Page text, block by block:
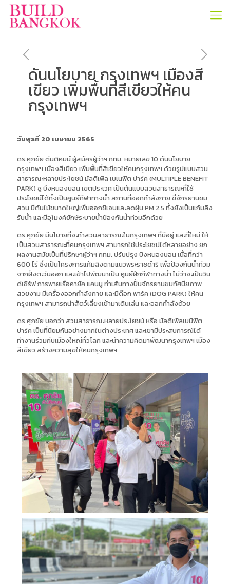
ดันนโยบาย กรุงเทพฯ เมืองสี
เขียว เพิ่มพื้นที่สีเขียวให้คน
กรุงเทพฯ
วันพุธที่ 20 เมษายน 2565
ดร.ศุภชัย ตันติคมน์ ผู้สมัครผู้ว่าฯ กทม. หมายเลข 10 ดันนโยบาย
กรุงเทพฯ เมืองสีเขียว เพิ่มพื้นที่สีเขียวให้คนกรุงเทพฯ ด้วยรูปแบบสวน
สาธารณะหลายประโยชน์ มัลติเพิล เบเนฟิต ปาร์ค (MULTIPLE BENEFIT
PARK) ชู บึงหนองบอน เขตประเวศ เป็นต้นแบบสวนสาธารณะที่ใช้
ประโยชน์ได้ทั้งเป็นศูนย์กีฬาทางน้ำ สถานที่ออกกำลังกาย ขี่จักรยานชม
สวน มีต้นไม้ขนาดใหญ่เพิ่มออกซิเจนและลดฝุ่น PM 2.5 ทั้งยังเป็นแก้มลิง
รับน้ำ และมีอุโมงค์ยักษ์ระบายน้ำป้องกันน้ำท่วมอีกด้วย
ดร.ศุภชัย มีนโบายที่จะทำสวนสาธารณะในกรุงเทพฯ ที่มีอยู่ และที่ใหม่ ให้
เป็นสวนสาธารณะที่คนกรุงเทพฯ สามารถใช้ประโยชน์ได้หลายอย่าง ยก
ผลงานสมัยเป็นที่ปรึกษาผู้ว่าฯ กทม. ปรับปรุง บึงหนองบอน เนื้อที่กว่า
600 ไร่ ซึ่งเป็นโครงการแก้มลิงตามแนวพระราชดำริ เพื่อป้องกันน้ำท่วม
จากฝั่งตะวันออก และเข้าไปพัฒนาเป็น ศูนย์ฝึกกีฬาทางน้ำ ไม่ว่าจะเป็นวิน
ด์เซิร์ฟ การพายเรือคายัค แคนนู ทำเส้นทางปั่นจักรยานชมทัศนียภาพ
สวยงาม มีเครื่องออกกำลังกาย และมีด๊อก พาร์ค (DOG PARK) ให้คน
กรุงเทพฯ สามารถนำสัตว์เลี้ยงเข้ามาเดินเล่น และออกกำลังด้วย
ดร.ศุภชัย บอกว่า สวนสาธารณะหลายประโยชน์ หรือ มัลติเพิลเบนิฟิต
ปาร์ค เป็นที่นิยมกันอย่างมากในต่างประเทศ และเขามีประสบการณ์ได้
ทำงานร่วมกับเมืองใหญ่ทั่วโลก และนำความคิดมาพัฒนากรุงเทพฯ เมือง
สีเขียว สร้างความสุขให้คนกรุงเทพฯ